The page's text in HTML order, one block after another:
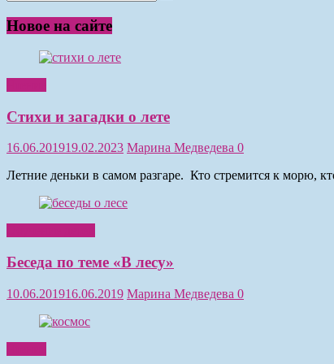
Новое на сайте
Стихи и загадки о лете
16.06.201919.02.2023 Марина Медведева 0
Летние деньки в самом разгаре. Кто стремится к морю,
Беседа по теме «В лесу»
10.06.201916.06.2019 Марина Медведева 0